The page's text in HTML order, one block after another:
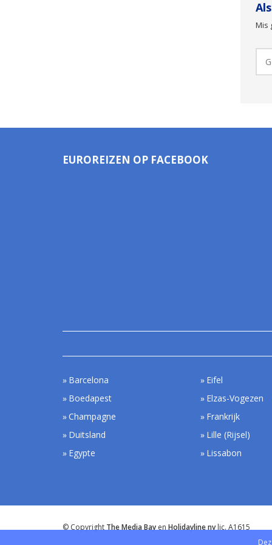
Mis
EUROREIZEN OP FACEBOOK
Barcelona
Boedapest
Champagne
Duitsland
Egypte
Eifel
Elzas-Vogezen
Frankrijk
Lille (Rijsel)
Lissabon
© Copyright The Media Bay en Holidayline nvlic. A1615